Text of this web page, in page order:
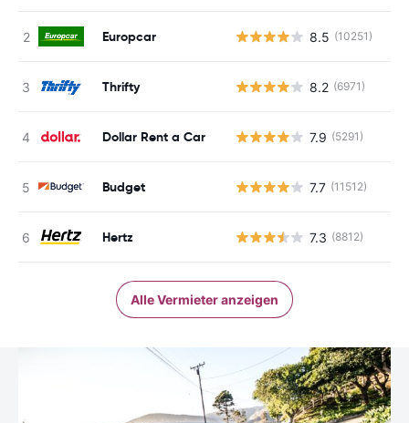
Europcar 8.5 (10251)
Thrifty 8.2 (6971)
Dollar Rent a Car 7.9 (5291)
Budget 7.7 (11512)
Hertz 7.3 (8812)
Alle Vermieter anzeigen